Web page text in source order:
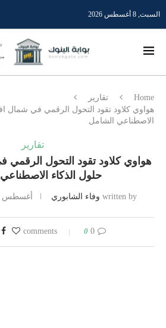
السبت, 8 أغسطس 2026
Home
تقارير
هواوي كلاود تقود التحول الرقمي في شمال
الاصطناعي الشامل
تقارير
هواوي كلاود تقود التحول الرقمي
حلول الذكاء
written by وفاء الشابوري أغسطس 4, 2025
0 comments
0